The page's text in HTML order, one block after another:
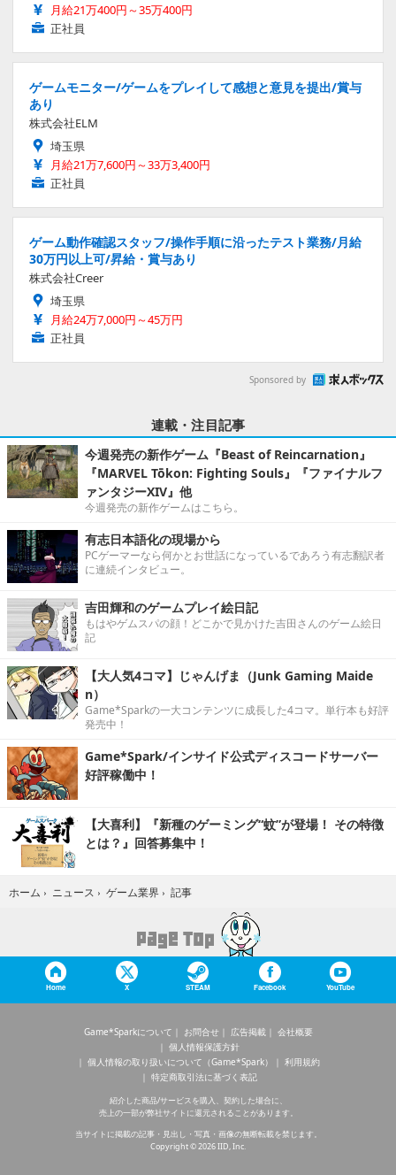
月給21万400円～35万400円
正社員
ゲームモニター/ゲームをプレイして感想と意見を提出/賞与
あり
株式会社ELM
埼玉県
月給21万7,600円～33万3,400円
正社員
ゲーム動作確認スタッフ/操作手順に沿ったテスト業務/月給
30万円以上可/昇給・賞与あり
株式会社Creer
埼玉県
月給24万7,000円～45万円
正社員
Sponsored by
連載・注目記事
今週発売の新作ゲーム『Beast of Reincarnation』
『MARVEL Tōkon: Fighting Souls』『ファイナルフ
ァンタジーXIV』他
今週発売の新作ゲームはこちら。
有志日本語化の現場から
PCゲーマーなら何かとお世話になっているであろう有志翻訳者
に連続インタビュー。
吉田輝和のゲームプレイ絵日記
もはやゲムスパの顔！どこかで見かけた吉田さんのゲーム絵日
記
【大人気4コマ】じゃんげま（Junk Gaming Maide
n）
Game*Sparkの一大コンテンツに成長した4コマ。単行本も好評
発売中！
Game*Spark/インサイド公式ディスコードサーバー
好評稼働中！
【大喜利】『新種のゲーミング“蚊”が登場！ その特徴
とは？』回答募集中！
ホーム › ニュース › ゲーム業界 › 記事
Home X STEAM Facebook YouTube
Game*Sparkについて お問合せ 広告掲載
会社概要
個人情報保護方針
個人情報の取り扱いについて（Game*Spark）
利用規約
特定商取引法に基づく表記
紹介した商品/サービスを購入、契約した場合に、
売上の一部が弊社サイトに還元されることがあります。
当サイトに掲載の記事・見出し・写真・画像の無断転載を禁じます。
Copyright © 2026 IID, Inc.